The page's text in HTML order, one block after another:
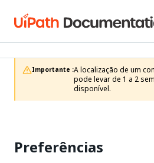
Importante :A localização de um
pode levar de 1 a 2
disponível.
Preferências